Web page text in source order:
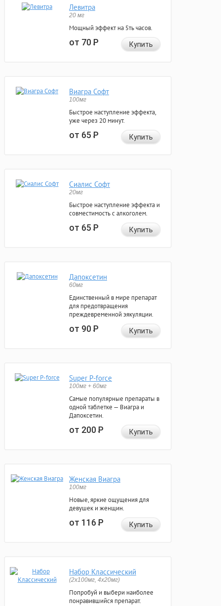
Левитра
20 мг
Мощный эффект на 5ть часов.
от 70Р Купить
Виагра Софт
100мг
Быстрое наступление эффекта,
уже через 20 минут.
от 65Р Купить
Сиалис Софт
20мг
Быстрое наступление эффекта и
совместимость с алкоголем.
от 65Р Купить
Дапоксетин
60мг
Единственный в мире препарат
для предотвращения
преждевременной эякуляции.
от 90Р Купить
Super P-force
100мг + 60мг
Самые популярные препараты в
одной таблетке — Виагра и
Дапоксетин.
от 200Р Купить
Женская Виагра
100мг
Новые, яркие ощущения для
девушек и женщин.
от 116Р Купить
Набор Классический
(2x100мг, 4x20мг)
Попробуй и выбери наиболее
понравившийся препарат.